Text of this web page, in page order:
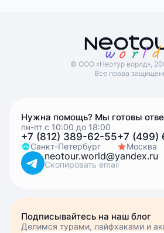
© ООО «Неотур ворлд»,
Все права
Нужна помощь? Мы готовы
пн-пт с 10:00 до 18:00
+7 (812) 389-62-55
Санкт-Петербург
+7 (499)
Москва
neotour.world@yandex.ru
Скопировать email
Подписывайтесь на наш блог
Делимся турами, лайфхаками и